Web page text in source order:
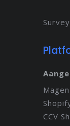
CCV